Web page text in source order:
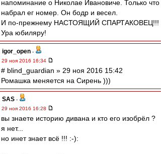
напоминание о Николае Ивановиче. Только что
набрал ег номер. Он бодр и весел.
И по-прежнему НАСТОЯЩИЙ СПАРТАКОВЕЦ!!!
Ура юбиляру!
igor_open -
29 ноя 2016 16:34
# blind_guardian » 29 ноя 2016 15:42
Ромашка меняется на Сирень )))
SAS -
29 ноя 2016 16:28
вы знаете историю дивана и кто его изобрёл ?
я нет...
но инет знает всё !!! :-):